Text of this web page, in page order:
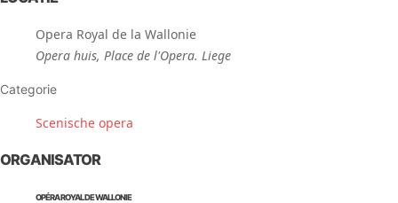
Opera Royal de la Wallonie
Opera huis, Place de l'Opera. Liege
Categorie
Scenische opera
ORGANISATOR
OPÉRA ROYAL DE WALLONIE